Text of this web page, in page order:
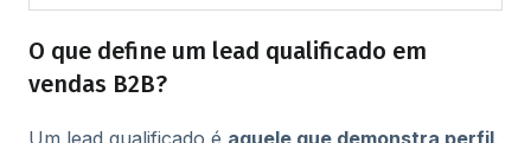
O que define um lead qualificado em
vendas B2B?
Um lead qualificado é aquele que demonstra perfil,